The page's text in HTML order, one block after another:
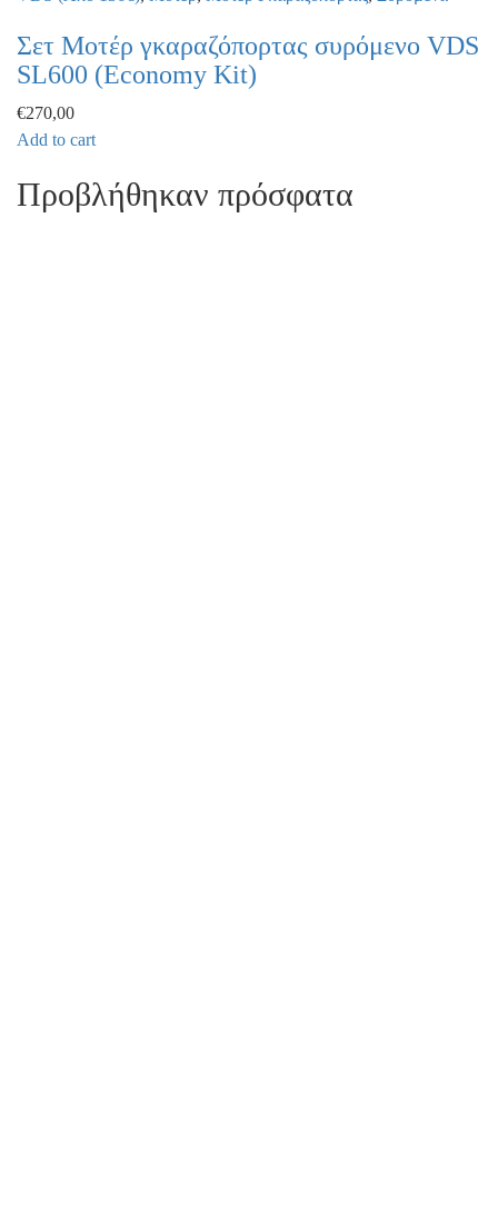
Σετ Μοτέρ γκαραζόπορτας συρόμενο VDS
SL600 (Economy Kit)
€270,00
Add to cart
Προβλήθηκαν πρόσφατα